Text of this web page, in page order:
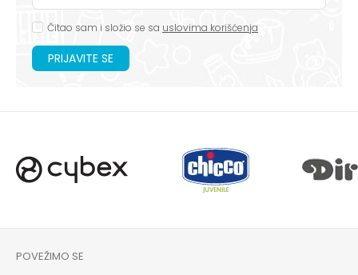
Čitao sam i složio se sa uslovima korišćenja
PRIJAVITE SE
POVEŽIMO SE